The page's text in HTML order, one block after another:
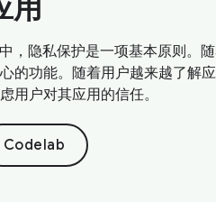
用
，隐私保护是一项基本原则。
的功能。随着用户越来越了解
用户对其应用的信任。
Codelab